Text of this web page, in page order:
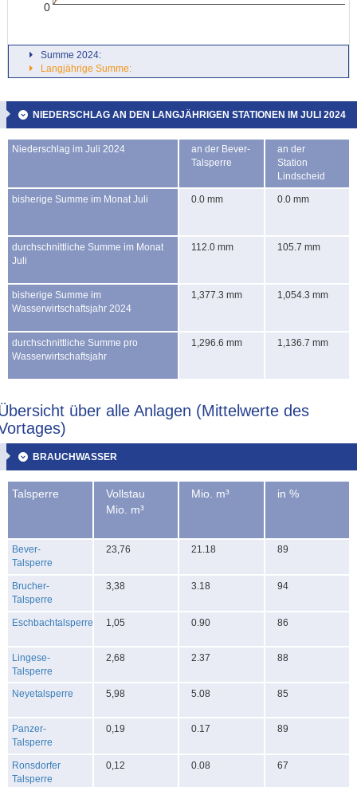
0
Summe 2024:
Langjährige Summe:
NIEDERSCHLAG AN DEN LANGJÄHRIGEN STATIONEN IM JULI 2024
Niederschlag im Juli 2024
an der Bever-
Talsperre
an der
Station
Lindscheid
bisherige Summe im Monat Juli 0.0 mm 0.0 mm
durchschnittliche Summe im Monat
Juli
112.0 mm 105.7 mm
bisherige Summe im
Wasserwirtschaftsjahr 2024
1,377.3 mm 1,054.3 mm
durchschnittliche Summe pro
Wasserwirtschaftsjahr
1,296.6 mm 1,136.7 mm
über alle Anlagen (Mittelwerte des
BRAUCHWASSER
Talsperre
Vollstau
Mio. m³
Mio. m³ in %
Bever-
Talsperre
23,76 21.18 89
Brucher-
Talsperre
3,38 3.18 94
Eschbachtalsperre 1,05 0.90 86
Lingese-
Talsperre
2,68 2.37 88
Neyetalsperre 5,98 5.08 85
Panzer-
Talsperre
0,19 0.17 89
Ronsdorfer
Talsperre
0,12 0.08 67